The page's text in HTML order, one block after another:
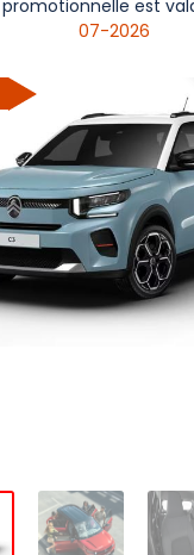
est
07-2026